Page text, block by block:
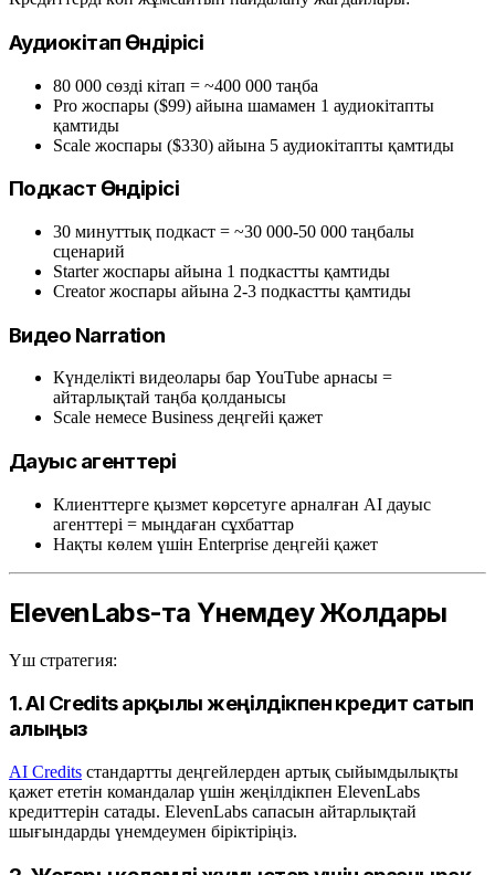
Аудиокітап Өндірісі
80 000 сөзді кітап = ~400 000 таңба
Pro жоспары ($99) айына шамамен 1 аудиокітапты
қамтиды
Scale жоспары ($330) айына 5 аудиокітапты қамтиды
Подкаст Өндірісі
30 минуттық подкаст = ~30 000-50 000 таңбалы
сценарий
Starter жоспары айына 1 подкастты қамтиды
Creator жоспары айына 2-3 подкастты қамтиды
Видео Narration
Күнделікті видеолары бар YouTube арнасы =
айтарлықтай таңба қолданысы
Scale немесе Business деңгейі қажет
Дауыс агенттері
Клиенттерге қызмет көрсетуге арналған AI дауыс
агенттері = мыңдаған сұхбаттар
Нақты көлем үшін Enterprise деңгейі қажет
ElevenLabs-та Үнемдеу Жолдары
Үш стратегия:
1. AI Credits арқылы жеңілдікпен кредит сатып
алыңыз
AI Credits стандартты деңгейлерден артық сыйымдылықты
қажет ететін командалар үшін жеңілдікпен ElevenLabs
кредиттерін сатады. ElevenLabs сапасын айтарлықтай
шығындарды үнемдеумен біріктіріңіз.